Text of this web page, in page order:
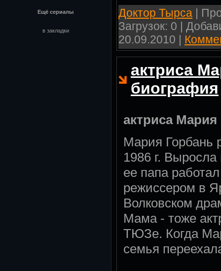
Ещё сериалы
в закладки
Доктор Тырса |
Загрузок: 0 |
20.09.2010 |
актриса
биография
актриса
Мария Горбань
1986 г.
ее папа
режиссером в
Волковском
Мама - тоже
ТЮЗе. Когда
семья